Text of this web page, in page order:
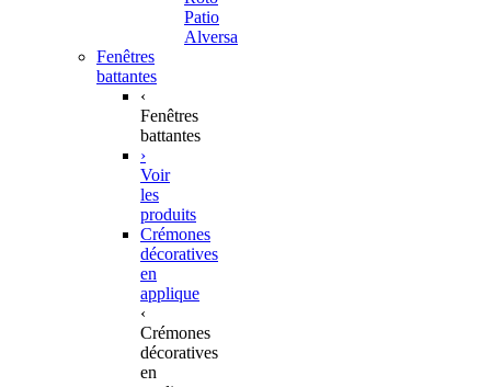
Patio
Alversa
Fenêtres
battantes
‹
Fenêtres
battantes
›
Voir
les
produits
Crémones
décoratives
en
applique
‹
Crémones
décoratives
en